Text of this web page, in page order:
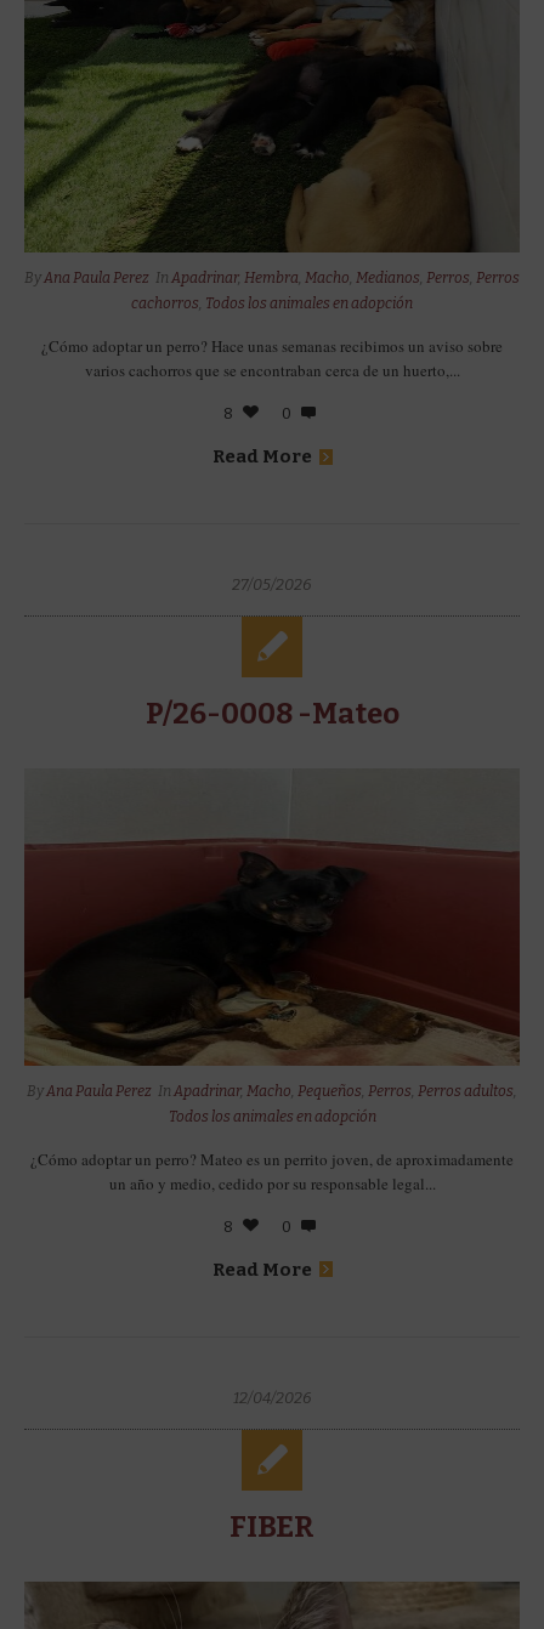
ByAna Paula Perez In Apadrinar, Hembra, Macho, Medianos, Perros, Perros
cachorros, Todos los animales en adopción
¿Cómo adoptar un perro? Hace unas semanas recibimos un aviso sobre
varios cachorros que se encontraban cerca de un huerto,...
8 0
Read More
27/05/2026
P/26-0008 -Mateo
By Ana Paula Perez In Apadrinar, Macho Pequeños Perros Perros adultos
Todos los animales en adopción
¿Cómo adoptar un perro? Mateo es un perrito joven, de aproximadamente
un año y medio, cedido por su responsable legal...
8 0
Read More
12/04/2026
FIBER